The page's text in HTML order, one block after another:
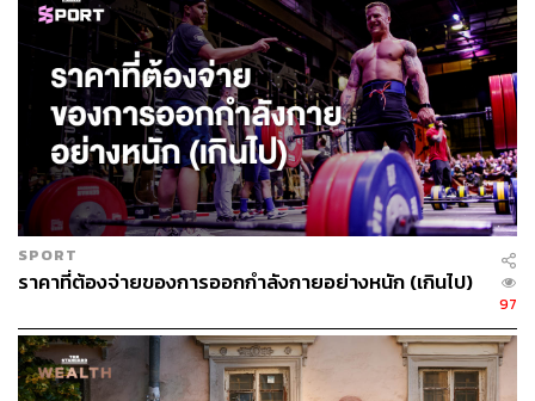
เลือดแดง หรือ SpO2 ที่แสดงผลระดับออกซิเจนในกระแส
เลือดขณะนอนหลับ รวมถึงเทคโนโลยี PurePulse 2.0 ที่
แม่นยำในการวัดอัตราการเต้นของหัวใจแบบ 24 ชั่วโมง และ
จะแจ้งเตือนทันทีหากว่าหัวใจเต้นผิดปกติ นอกจากนี้ยังมี
GPS ในเครื่อง ทำให้เราสามารถออกกำลังกายได้ทุกที่ ไม่ว่า
จะปั่น วิ่ง หรือว่ายน้ำ (กันน้ำได้ลึก 50 เมตร) โดยไม่ต้องพก
มือถือไปด้วย ก่อนกลับมาอ่านค่าต่างๆ ได้ทางแอปพลิเคชัน
ของ Fitbit และที่ขาดไม่ได้คือไมค์และลำโพง ที่ทำให้เรา
สามารถใช้คำสั่งเสียงกับ Fitbit Sense ผ่าน Google
Assistant หรือ Amazon Alexa คล้ายกับ Siri ที่เราสามารถรับ
ไม่ต้องพูดคุยผ่านมือถือ
SPORT
ราคาที่ต้องจ่ายของการออกกำลังกายอย่างหนัก (เกินไป)
97